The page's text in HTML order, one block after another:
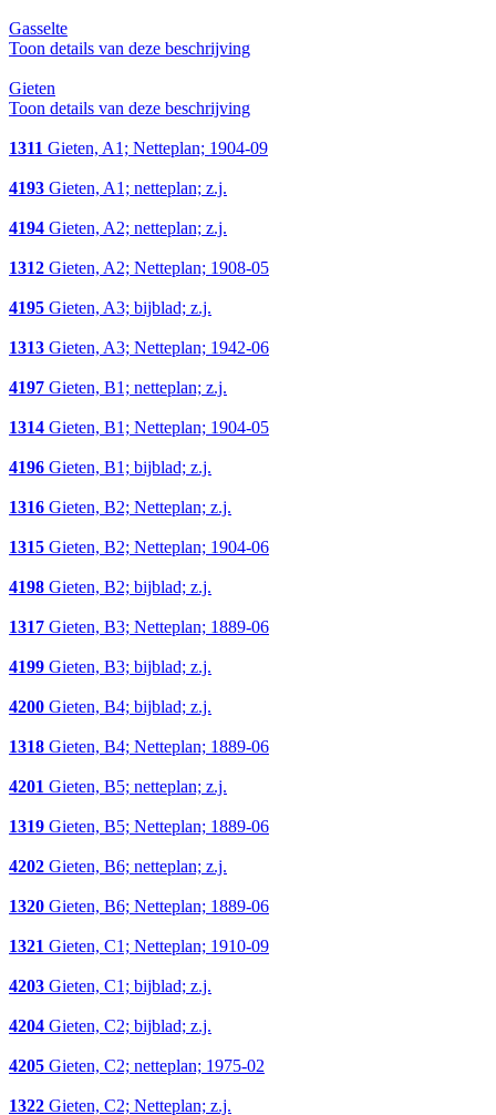
Gasselte
Toon details van deze beschrijving
Gieten
Toon details van deze beschrijving
1311 Gieten, A1; Netteplan; 1904-09
4193 Gieten, A1; netteplan; z.j.
4194 Gieten, A2; netteplan; z.j.
1312 Gieten, A2; Netteplan; 1908-05
4195 Gieten, A3; bijblad; z.j.
1313 Gieten, A3; Netteplan; 1942-06
4197 Gieten, B1; netteplan; z.j.
1314 Gieten, B1; Netteplan; 1904-05
4196 Gieten, B1; bijblad; z.j.
1316 Gieten, B2; Netteplan; z.j.
1315 Gieten, B2; Netteplan; 1904-06
4198 Gieten, B2; bijblad; z.j.
1317 Gieten, B3; Netteplan; 1889-06
4199 Gieten, B3; bijblad; z.j.
4200 Gieten, B4; bijblad; z.j.
1318 Gieten, B4; Netteplan; 1889-06
4201 Gieten, B5; netteplan; z.j.
1319 Gieten, B5; Netteplan; 1889-06
4202 Gieten, B6; netteplan; z.j.
1320 Gieten, B6; Netteplan; 1889-06
1321 Gieten, C1; Netteplan; 1910-09
4203 Gieten, C1; bijblad; z.j.
4204 Gieten, C2; bijblad; z.j.
4205 Gieten, C2; netteplan; 1975-02
1322 Gieten, C2; Netteplan; z.j.